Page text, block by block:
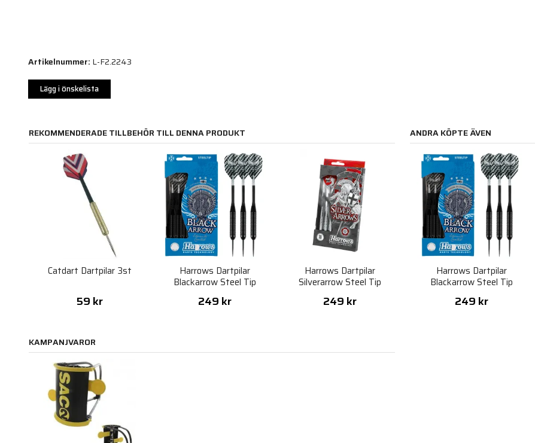
Artikelnummer: L-F2.2243
Lägg i önskelista
REKOMMENDERADE TILLBEHÖR TILL DENNA PRODUKT
Catdart Dartpilar 3st
59 kr
Harrows Dartpilar
Blackarrow Steel Tip
249 kr
Harrows Dartpilar
Silverarrow Steel Tip
249 kr
ANDRA KÖPTE ÄVEN
Harrows Dartpilar
Blackarrow Steel Tip
249 kr
KAMPANJVAROR